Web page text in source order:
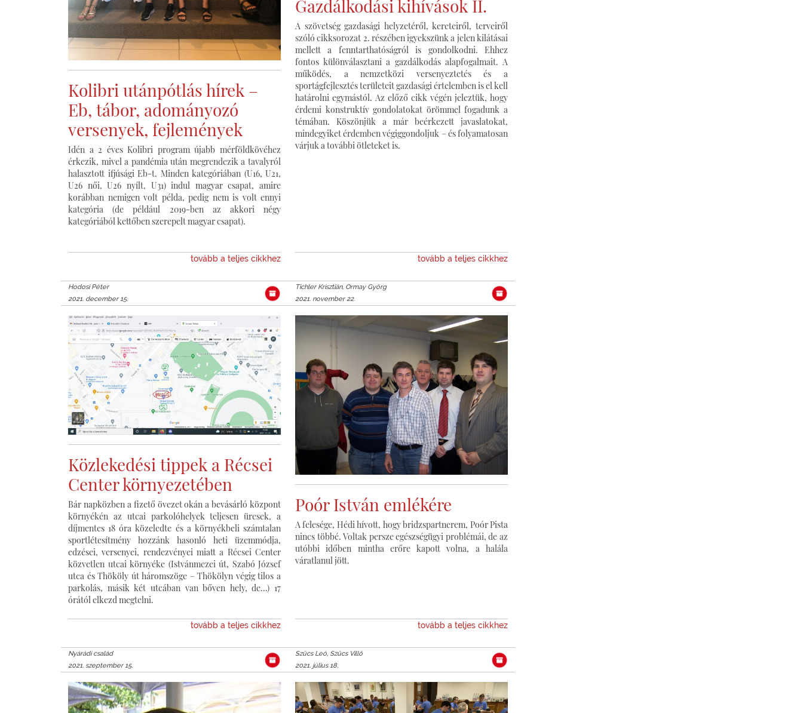
Kolibri utánpótlás hírek –
Eb, tábor, adományozó
versenyek, fejlemények
Idén a 2 éves Kolibri program újabb mérföldkövéhez
érkezik, mivel a pandémia után megrendezik a tavalyról
halasztott ifjúsági Eb-t. Minden kategóriában (U16, U21,
U26 női, U26 nyílt, U31) indul magyar csapat, amire
korábban nemigen volt példa, pedig nem is volt ennyi
kategória (de például 2019-ben az akkori négy
kategóriából kettőben szerepelt magyar csapat).
tovább a teljes cikkhez
Gazdálkodási kihívások II.
A szövetség gazdasági helyzetéről, kereteiről, terveiről
szóló cikksorozat 2. részében igyekszünk a jelen kilátásai
mellett a fenntarthatóságról is gondolkodni. Ehhez
fontos különválasztani a gazdálkodás alapfogalmait. A
működés, a nemzetközi versenyeztetés és a
sportágfejlesztés területeit gazdasági értelemben is el kell
határolni egymástól. Az előző cikk végén jeleztük, hogy
érdemi konstruktív gondolatokat örömmel fogadunk a
témában. Köszönjük a már beérkezett javaslatokat,
mindegyiket érdemben végiggondoljuk – és folyamatosan
várjuk a további ötleteket is.
tovább a teljes cikkhez
Hodosi Péter
2021. december 15.
Közlekedési tippek a Récsei
Center környezetében
Bár napközben a fizető övezet okán a bevásárló központ
környékén az utcai parkolóhelyek teljesen üresek, a
díjmentes 18 óra közeledte és a környékbeli számtalan
sportlétesítmény hozzánk hasonló heti üzemmódja,
edzései, versenyei, rendezvényei miatt a Récsei Center
közvetlen utcai környéke (Istvánmezei út, Szabó József
utca és Thököly út háromszöge – Thökölyn végig tilos a
parkolás, másik két utcában van bőven hely, de…) 17
órától elkezd megtelni.
tovább a teljes cikkhez
Tichler Krisztián, Ormay Györg
2021. november 22.
Poór István emlékére
A felesége, Hédi hívott, hogy bridzspartnerem, Poór Pista
nincs többé. Voltak persze egészségügyi problémái, de az
utóbbi időben mintha erőre kapott volna, a halála
váratlanul jött.
tovább a teljes cikkhez
Nyárádi család
2021. szeptember 15.
Szűcs Leó, Szűcs Villő
2021. július 18.